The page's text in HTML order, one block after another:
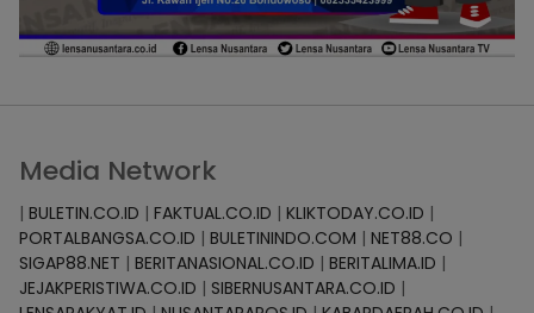
Media Network
| BULETIN.CO.ID | FAKTUAL.CO.ID | KLIKTODAY.CO.ID |
PORTALBANGSA.CO.ID | BULETININDO.COM | NET88.CO |
SIGAP88.NET | BERITANASIONAL.CO.ID | BERITALIMA.ID |
JEJAKPERISTIWA.CO.ID | SIBERNUSANTARA.CO.ID |